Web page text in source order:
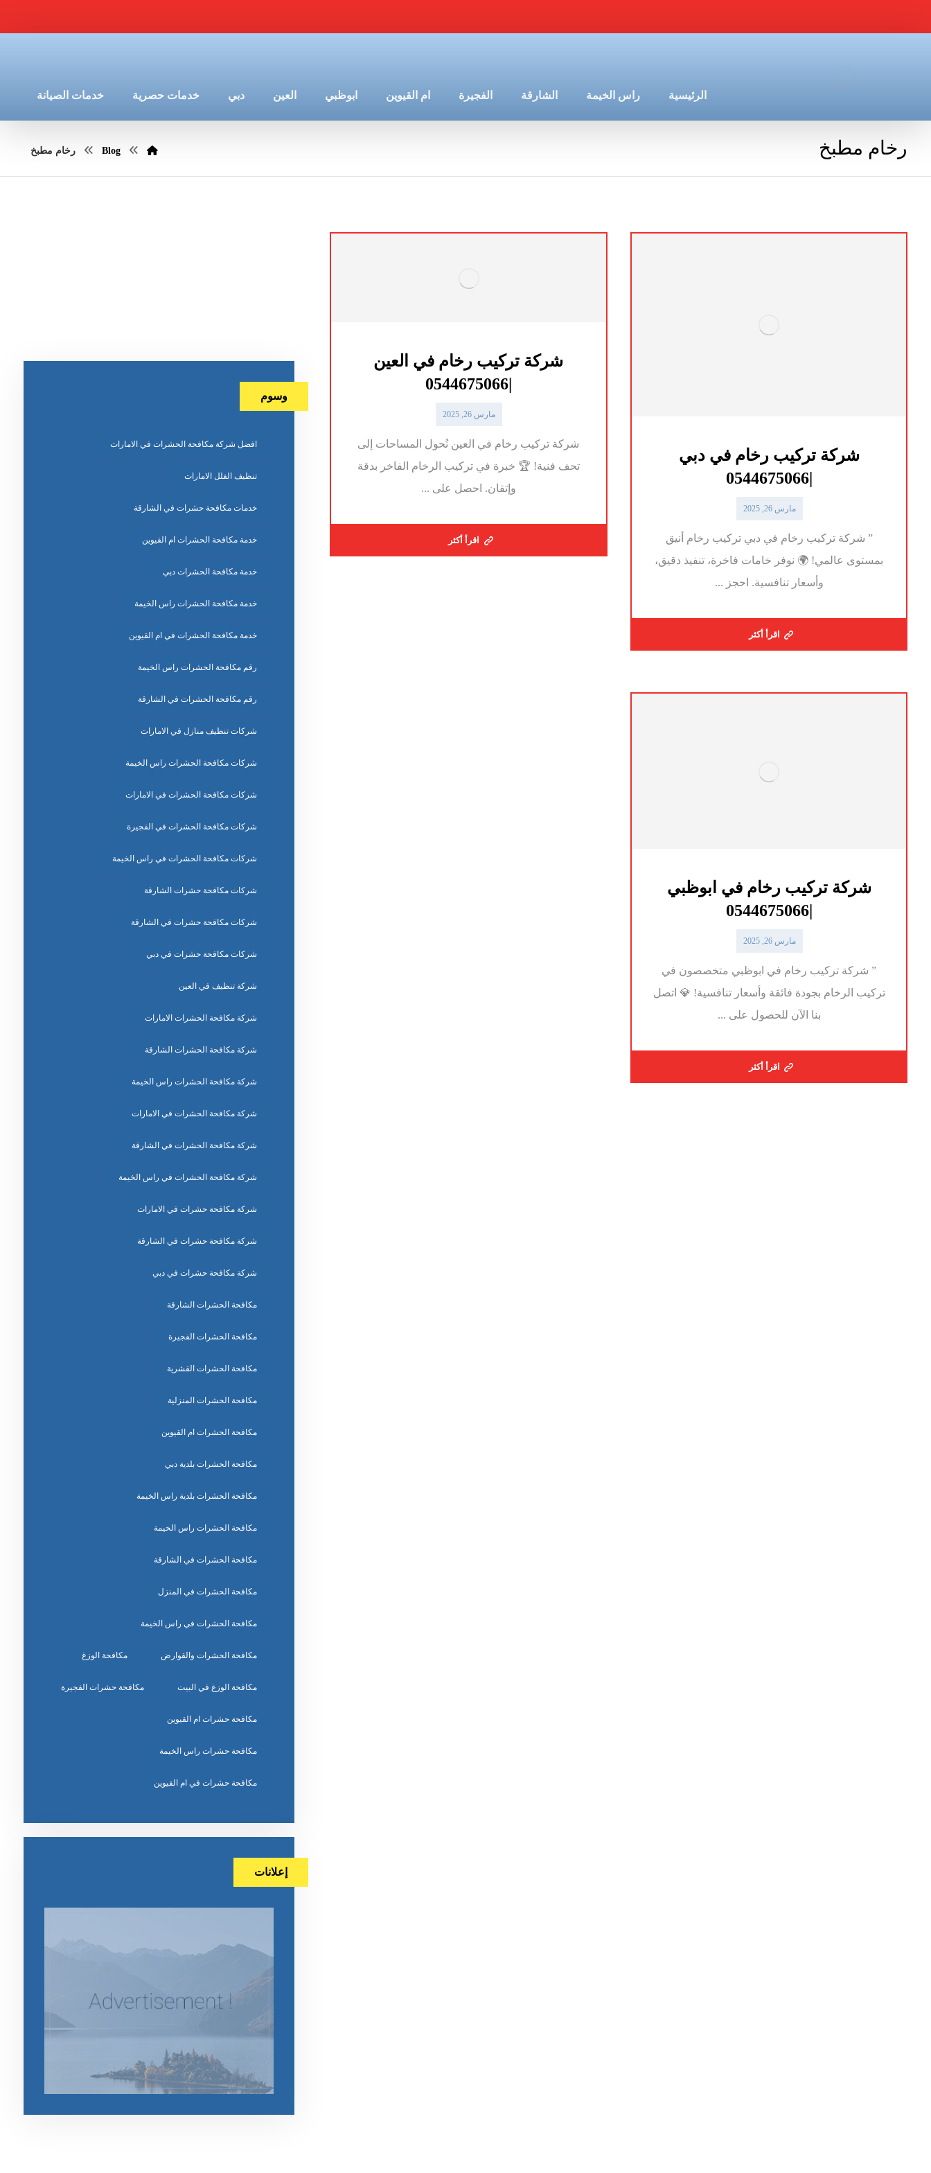
الرئيسية راس الخيمة الشارقة الفجيرة ام القيوين ابوظبي العين دبي خدمات حصرية خدمات الصيانة
رخام مطبخ Blog رخام مطبخ
شركة تركيب رخام في دبي
|0544675066
مارس 26, 2025
” شركة تركيب رخام في دبي تركيب رخام أنيق
بمستوى عالمي! 🌍 نوفر خامات فاخرة، تنفيذ دقيق،
وأسعار تنافسية. احجز ...
اقرأ أكثر
شركة تركيب رخام في العين
|0544675066
مارس 26, 2025
شركة تركيب رخام في العين نُحول المساحات إلى
تحف فنية! 🏆 خبرة في تركيب الرخام الفاخر بدقة
وإتقان. احصل على ...
اقرأ أكثر
شركة تركيب رخام في ابوظبي
|0544675066
مارس 26, 2025
” شركة تركيب رخام في ابوظبي متخصصون في
تركيب الرخام بجودة فائقة وأسعار تنافسية! 💎 اتصل
بنا الآن للحصول على ...
اقرأ أكثر
وسوم
افضل شركة مكافحة الحشرات في الامارات
تنظيف الفلل الامارات
خدمات مكافحة حشرات في الشارقة
خدمة مكافحة الحشرات ام القيوين
خدمة مكافحة الحشرات دبي
خدمة مكافحة الحشرات راس الخيمة
خدمة مكافحة الحشرات في ام القيوين
رقم مكافحة الحشرات راس الخيمة
رقم مكافحة الحشرات في الشارقة
شركات تنظيف منازل في الامارات
شركات مكافحة الحشرات راس الخيمة
شركات مكافحة الحشرات في الامارات
شركات مكافحة الحشرات في الفجيرة
شركات مكافحة الحشرات في راس الخيمة
شركات مكافحة حشرات الشارقة
شركات مكافحة حشرات في الشارقة
شركات مكافحة حشرات في دبي
شركة تنظيف في العين
شركة مكافحة الحشرات الامارات
شركة مكافحة الحشرات الشارقة
شركة مكافحة الحشرات راس الخيمة
شركة مكافحة الحشرات في الامارات
شركة مكافحة الحشرات في الشارقة
شركة مكافحة الحشرات في راس الخيمة
شركة مكافحة حشرات في الامارات
شركة مكافحة حشرات في الشارقة
شركة مكافحة حشرات في دبي
مكافحة الحشرات الشارقة
مكافحة الحشرات الفجيرة
مكافحة الحشرات القشرية
مكافحة الحشرات المنزلية
مكافحة الحشرات ام القيوين
مكافحة الحشرات بلدية دبي
مكافحة الحشرات بلدية راس الخيمة
مكافحة الحشرات راس الخيمة
مكافحة الحشرات في الشارقة
مكافحة الحشرات في المنزل
مكافحة الحشرات في راس الخيمة
مكافحة الحشرات والقوارض مكافحة الوزغ
مكافحة الوزغ في البيت مكافحة حشرات الفجيرة
مكافحة حشرات ام القيوين
مكافحة حشرات راس الخيمة
مكافحة حشرات في ام القيوين
إعلانات